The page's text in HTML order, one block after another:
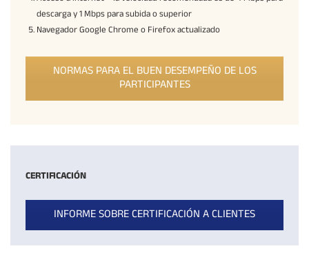
descarga y 1 Mbps para subida o superior
Navegador Google Chrome o Firefox actualizado
NORMAS PARA EL BUEN DESEMPEÑO DE LOS
PARTICIPANTES
CERTIFICACIÓN
INFORME SOBRE CERTIFICACIÓN A CLIENTES